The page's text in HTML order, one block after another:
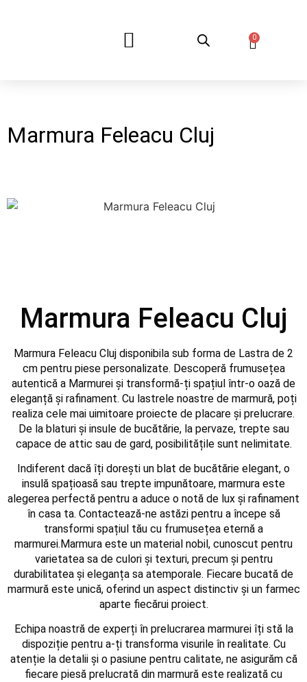
0
Marmura Feleacu Cluj
Marmura Feleacu Cluj
Marmura Feleacu Cluj disponibila sub forma de Lastra de 2
cm pentru piese personalizate. Descoperă frumusețea
autentică a Marmurei și transformă-ți spațiul într-o oază de
eleganță și rafinament. Cu lastrele noastre de marmură, poți
realiza cele mai uimitoare proiecte de placare și prelucrare.
De la blaturi și insule de bucătărie, la pervaze, trepte sau
capace de attic sau de gard, posibilitățile sunt nelimitate.
Indiferent dacă îți dorești un blat de bucătărie elegant, o
insulă spațioasă sau trepte impunătoare, marmura este
alegerea perfectă pentru a aduce o notă de lux și rafinament
în casa ta. Contactează-ne astăzi pentru a începe să
transformi spațiul tău cu frumusețea eternă a
marmurei.Marmura este un material nobil, cunoscut pentru
varietatea sa de culori și texturi, precum și pentru
durabilitatea și eleganța sa atemporale. Fiecare bucată de
marmură este unică, oferind un aspect distinctiv și un farmec
aparte fiecărui proiect.
Echipa noastră de experți în prelucrarea marmurei îți stă la
dispoziție pentru a-ți transforma visurile în realitate. Cu
atenție la detalii și o pasiune pentru calitate, ne asigurăm că
fiecare piesă prelucrată din marmură este realizată cu